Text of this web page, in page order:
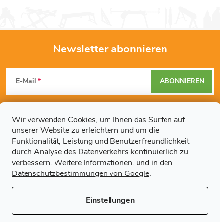
Wir verwenden Cookies, um Ihnen das Surfen auf
unserer Website zu erleichtern und um die
Funktionalität, Leistung und Benutzerfreundlichkeit
durch Analyse des Datenverkehrs kontinuierlich zu
verbessern. Weitere Informationen. und in den
Datenschutzbestimmungen von Google.
Einstellungen
F
u
ß
Newsletter abonnieren
E-Mail
Mit der Eingabe Ihrer E-Mail-Adresse erklären Sie sich mit den
Datenschutzbestimmungen
einverstanden.
ABONNIEREN
Weitere Informationen
Copyright 2026Regals.de. Alle Rechte vorbehalten.Cookie-